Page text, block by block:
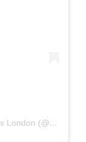
Una publicación compartida de Paint Nails London (@paintnailslondon)